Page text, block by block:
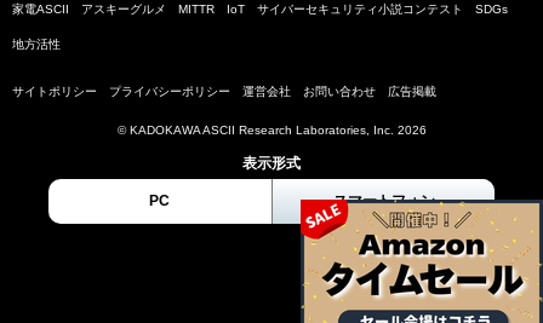
家電ASCII アスキーグルメ MITTR IoT サイバーセキュリティ小説コンテスト SDGs
地方活性
サイトポリシー プライバシーポリシー 運営会社 お問い合わせ 広告掲載
© KADOKAWA ASCII Research Laboratories, Inc. 2026
表示形式
PC スマートフォン